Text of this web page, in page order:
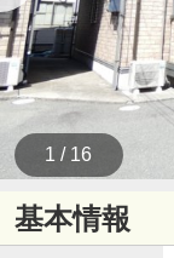
1 / 16
基本情報